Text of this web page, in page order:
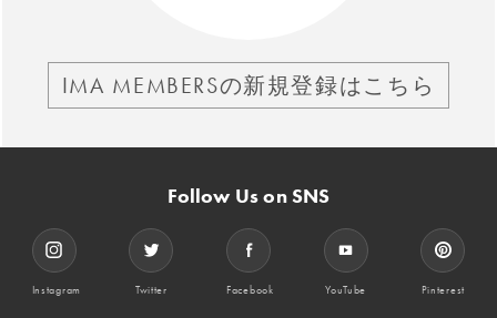
IMA MEMBERSの新規登録はこちら
Follow Us on SNS
Instagram Twitter Facebook YouTube Pinterest